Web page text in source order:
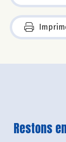
Restons